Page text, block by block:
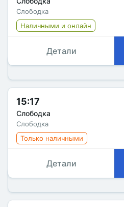
Слободка
Наличными и онлайн
Детали
15:17
Слободка
Слободка
Только наличными
Детали